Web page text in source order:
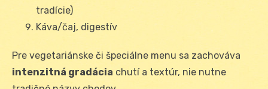
tradície)
Káva/čaj, digestív
Pre vegetariánske či špeciálne menu sa zachováva
intenzitná gradácia chutí a textúr, nie nutne